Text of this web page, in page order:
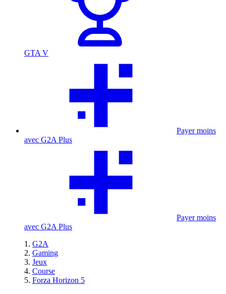
GTA V
Payer moins
avec G2A Plus
Payer moins
avec G2A Plus
G2A
Gaming
Jeux
Course
Forza Horizon 5